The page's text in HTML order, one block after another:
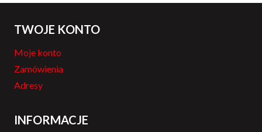
TWOJE KONTO
Moje konto
Zamówienia
Adresy
INFORMACJE